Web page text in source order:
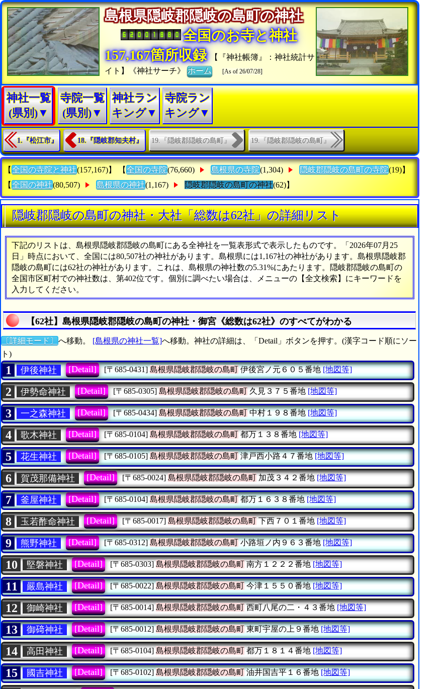
島根県隠岐郡隠岐の島町の神社
全国のお寺と神社
157,167箇所収録
【『神社帳簿』：神社統計サ
イト】《神社サーチ》ホーム [As of 26/07/28]
神社一覧
(県別)▼
寺院一覧
(県別)▼
神社ラン
キング▼
寺院ラン
キング▼
1.『松江市』 18.『隠岐郡知夫村』 19.『隠岐郡隠岐の島町』 19.『隠岐郡隠岐の島町』
【 全国の寺院と神社(157,167)】 【 全国の寺院(76,660) 島根県の寺院(1,304) 隠岐郡隠岐の島町の寺院(19)】
【 全国の神社(80,507) 島根県の神社(1,167) 隠岐郡隠岐の島町の神社(62)】
隠岐郡隠岐の島町の神社・大社「総数は62社」の詳細リスト
下記のリストは、島根県隠岐郡隠岐の島町にある全神社を一覧表形式で表示したものです。「2026年07月25
日」時点において、全国には80,507社の神社があります。島根県には1,167社の神社があります。島根県隠岐郡
隠岐の島町には62社の神社があります。これは、島根県の神社数の5.31%にあたります。隠岐郡隠岐の島町の
全国市区町村での神社数は、第402位です。個別に調べたい場合は、メニューの【全文検索】にキーワードを
入力してください。
【62社】島根県隠岐郡隠岐の島町の神社・御宮《総数は62社》のすべてがわかる
〔詳細モード〕 へ移動。 [島根県の神社一覧]へ移動。神社の詳細は、「Detail」ボタンを押す。(漢字コード順にソー
ト)
1 伊後神社 [Detail] [〒685-0431] 島根県隠岐郡隠岐の島町伊後宮ノ元６０５番地 [地図等]
2 伊勢命神社 [Detail] [〒685-0305] 島根県隠岐郡隠岐の島町久見３７５番地 [地図等]
3 一之森神社 [Detail] [〒685-0434] 島根県隠岐郡隠岐の島町中村１９８番地 [地図等]
4 歌木神社 [Detail] [〒685-0104] 島根県隠岐郡隠岐の島町都万１３８番地 [地図等]
5 花生神社 [Detail] [〒685-0105] 島根県隠岐郡隠岐の島町津戸西小路４７番地 [地図等]
6 賀茂那備神社 [Detail] [〒685-0024] 島根県隠岐郡隠岐の島町加茂３４２番地 [地図等]
7 釜屋神社 [Detail] [〒685-0104] 島根県隠岐郡隠岐の島町都万１６３８番地 [地図等]
8 玉若酢命神社 [Detail] [〒685-0017] 島根県隠岐郡隠岐の島町下西７０１番地 [地図等]
9 熊野神社 [Detail] [〒685-0312] 島根県隠岐郡隠岐の島町小路垣ノ内９６３番地 [地図等]
10 堅磐神社 [Detail] [〒685-0303] 島根県隠岐郡隠岐の島町南方１２２２番地 [地図等]
11 嚴島神社 [Detail] [〒685-0022] 島根県隠岐郡隠岐の島町今津１５５０番地 [地図等]
12 御崎神社 [Detail] [〒685-0014] 島根県隠岐郡隠岐の島町西町八尾の二・４３番地 [地図等]
13 御𥔎神社 [Detail] [〒685-0012] 島根県隠岐郡隠岐の島町東町宇屋の上９番地 [地図等]
14 高田神社 [Detail] [〒685-0104] 島根県隠岐郡隠岐の島町都万１８１４番地 [地図等]
15 國吉神社 [Detail] [〒685-0102] 島根県隠岐郡隠岐の島町油井国吉平１６番地 [地図等]